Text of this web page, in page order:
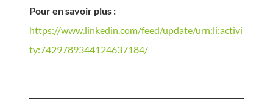
Pour en savoir plus :
https://www.linkedin.com/feed/update/urn:li:activi
ty:7429789344124637184/